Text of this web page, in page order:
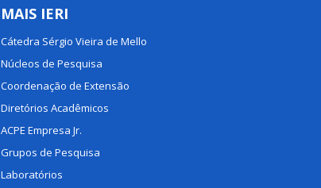
MAIS IERI
Cátedra Sérgio Vieira de Mello
Núcleos de Pesquisa
Coordenação de Extensão
Diretórios Acadêmicos
ACPE Empresa Jr.
Grupos de Pesquisa
Laboratórios